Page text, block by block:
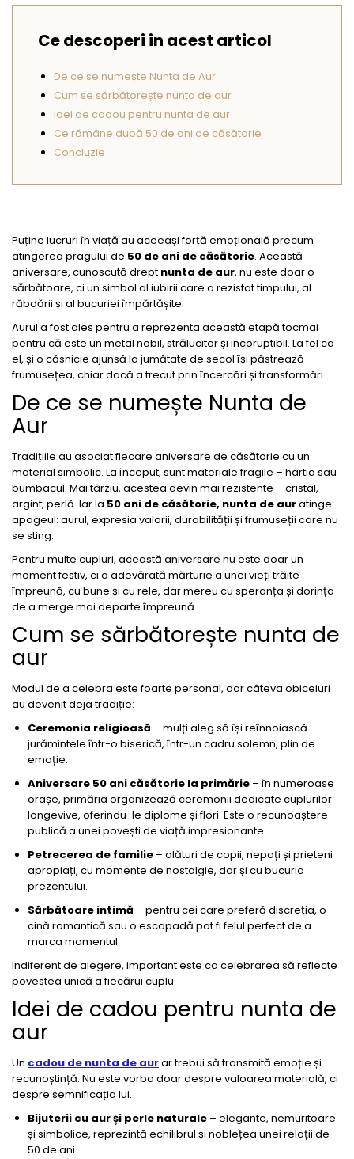
Seturi Perle cu Argint
Brățări cu Perle
Brose cu Perle
Ce descoperi in acest articol
De ce se numește Nunta de Aur
Cum se sărbătorește nunta de aur
Idei de cadou pentru nunta de aur
Ce rămâne după 50 de ani de căsătorie
Concluzie
Puține lucruri în viață au aceeași forță emoțională precum
atingerea pragului de 50 de ani de căsătorie. Această
aniversare, cunoscută drept nunta de aur, nu este doar o
sărbătoare, ci un simbol al iubirii care a rezistat timpului, al
răbdării și al bucuriei împărtășite.
Aurul a fost ales pentru a reprezenta această etapă tocmai
pentru că este un metal nobil, strălucitor și incoruptibil. La fel ca
el, și o căsnicie ajunsă la jumătate de secol își păstrează
frumusețea, chiar dacă a trecut prin încercări și transformări.
De ce se numește Nunta de
Aur
Tradițiile au asociat fiecare aniversare de căsătorie cu un
material simbolic. La început, sunt materiale fragile – hârtia sau
bumbacul. Mai târziu, acestea devin mai rezistente – cristal,
argint, perlă. Iar la 50 ani de căsătorie, nunta de auratinge
apogeul: aurul, expresia valorii, durabilității și frumuseții care nu
se sting.
Pentru multe cupluri, această aniversare nu este doar un
moment festiv, ci o adevărată mărturie a unei vieți trăite
împreună, cu bune și cu rele, dar mereu cu speranța și dorința
de a merge mai departe împreună.
Cum se sărbătorește nunta de
aur
Modul de a celebra este foarte personal, dar câteva obiceiuri
au devenit deja tradiție:
Ceremonia religioasă – mulți aleg să își reînnoiască
jurămintele într-o biserică, într-un cadru solemn, plin de
emoție.
Aniversare 50 ani căsătorie la primărie – în numeroase
orașe, primăria organizează ceremonii dedicate cuplurilor
longevive, oferindu-le diplome și flori. Este o recunoaștere
publică a unei povești de viață impresionante.
Petrecerea de familie – alături de copii, nepoți și prieteni
apropiați, cu momente de nostalgie, dar și cu bucuria
prezentului.
Sărbătoare intimă – pentru cei care preferă discreția, o
cină romantică sau o escapadă pot fi felul perfect de a
marca momentul.
Indiferent de alegere, important este ca celebrarea să reflecte
povestea unică a fiecărui cuplu.
Idei de cadou pentru nunta de
aur
Un cadou de nunta de aurar trebui să transmită emoție și
recunoștință. Nu este vorba doar despre valoarea materială, ci
despre semnificația lui.
Bijuterii cu aur și perle naturale – elegante, nemuritoare
și simbolice, reprezintă echilibrul și noblețea unei relații de
50 de ani.